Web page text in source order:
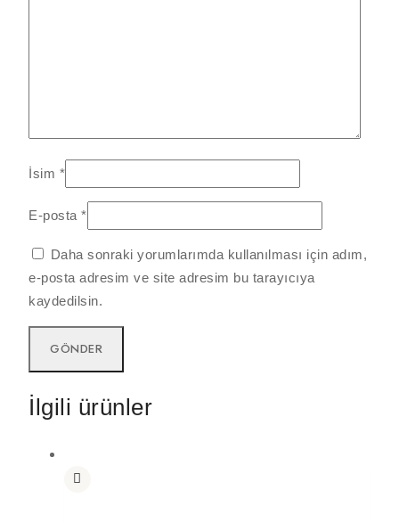
İsim *
E-posta *
Daha sonraki yorumlarımda kullanılması için adım,
e-posta adresim ve site adresim bu tarayıcıya
kaydedilsin.
İlgili ürünler